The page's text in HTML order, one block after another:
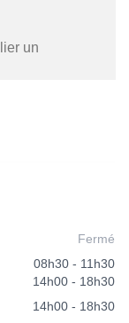
un
Fermé
08h30 - 11h30
14h00 - 18h30
14h00 - 18h30